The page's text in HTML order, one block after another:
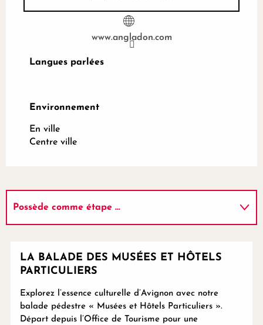
www.angladon.com
Langues parlées
Langues parlées
Environnement
Environnement
En ville
Centre ville
Possède comme étape ...
LA BALADE DES MUSÉES ET HÔTELS
PARTICULIERS
Explorez l’essence culturelle d’Avignon avec notre
balade pédestre « Musées et Hôtels Particuliers ».
Départ depuis l’Office de Tourisme pour une